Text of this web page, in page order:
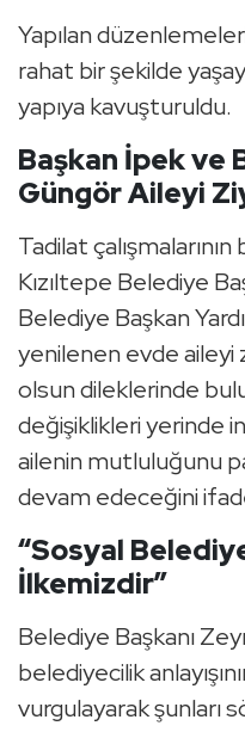
Yapılan
rahat bir şekilde
yapıya kavuşturuldu.
Başkan İpek ve
Güngör Aileyi
Tadilat
Kızıltepe Belediye
Belediye Başkan
yenilenen evde
olsun dileklerinde
değişiklikleri yerinde
ailenin mutluluğunu
devam edeceğini
“Sosyal
İlkemizdir”
Belediye Başkanı
belediyecilik
vurgulayarak şunları